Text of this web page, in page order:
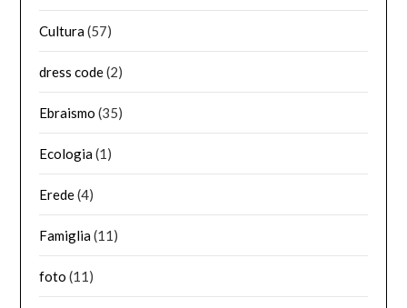
Cultura(57)
dress code(2)
Ebraismo (35)
Ecologia(1)
Erede(4)
Famiglia(11)
foto (11)